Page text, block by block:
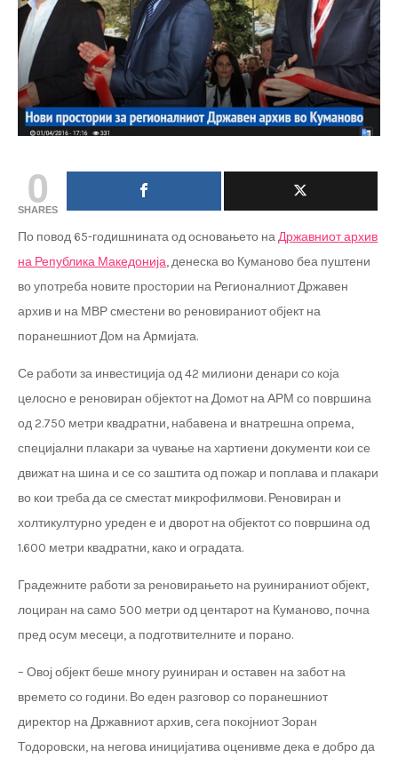
0
SHARES
По повод 65-годишнината од основањето наДржавниот архив
на Република Македонија, денеска во Куманово беа пуштени
во употреба новите простории на Регионалниот Државен
архив и на МВР сместени во реновираниот објект на
поранешниот Дом на Армијата.
Се работи за инвестиција од 42 милиони денари со која
целосно е реновиран објектот на Домот на АРМ со површина
од 2.750 метри квадратни, набавена и внатрешна опрема,
специјални плакари за чување на хартиени документи кои се
движат на шина и се со заштита од пожар и поплава и плакари
во кои треба да се сместат микрофилмови. Реновиран и
холтикултурно уреден е и дворот на објектот со површина од
1.600 метри квадратни, како и оградата.
Градежните работи за реновирањето на руинираниот објект,
лоциран на само 500 метри од центарот на Куманово, почна
пред осум месеци, а подготвителните и порано.
– Овој објект беше многу руиниран и оставен на забот на
времето со години. Во еден разговор со поранешниот
директор на Државниот архив, сега покојниот Зоран
Тодоровски, на негова иницијатива оценивме дека е добро да